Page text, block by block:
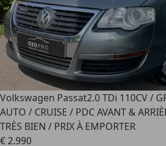
Volkswagen Passat2.0 TDi 110CV /
AUTO / CRUISE / PDC AVANT &
TRÈS BIEN / PRIX À EMPORTER
€ 2.990